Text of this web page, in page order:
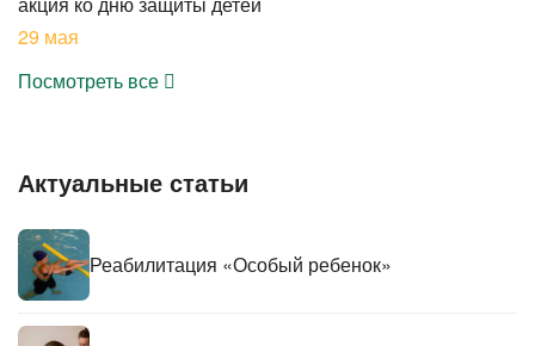
29 мая
Посмотреть все
Актуальные статьи
Реабилитация «Особый ребенок»